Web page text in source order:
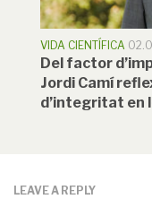
VIDA CIENTÍFICA
Del factor
Jordi Camí
d’integritat en
LEAVE A REPLY